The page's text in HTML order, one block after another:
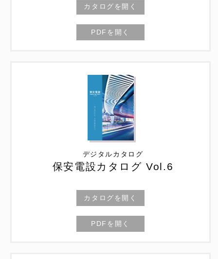
カタログを開く
PDFを開く
デジタルカタログ
保安電設カタログ Vol.6
カタログを開く
PDFを開く